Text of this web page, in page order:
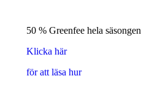
50 % Greenfee hela säsongen
Klicka här
för att läsa hur